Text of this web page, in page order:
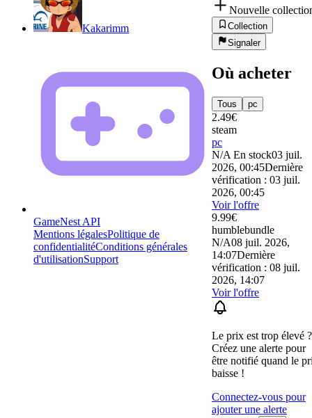
Kakarimm
GameNest API
Mentions légalesPolitique de
confidentialitéConditions générales
d'utilisationSupport
Nouvelle
Collection
Signaler
Où acheter
Tous pc
2.49€
steam
pc
N/A En stock03 juil.
2026, 00:45Dernière
vérification : 03 juil.
2026, 00:45
Voir l'offre
9.99€
humblebundle
N/A08 juil. 2026,
14:07Dernière
vérification : 08 juil.
2026, 14:07
Voir l'offre
Le prix est trop élevé ?
Créez une alerte pour
être notifié quand le
baisse !
Connectez-vous pour
ajouter une alerte